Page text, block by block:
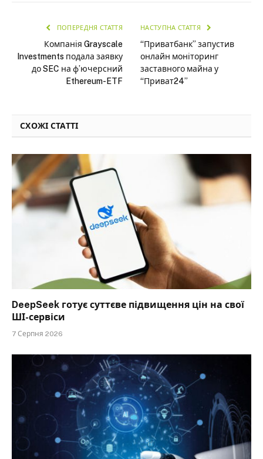
ПОПЕРЕДНЯ СТАТТЯ
Компанія Grayscale
Investments подала заявку
до SEC на ф’ючерсний
Ethereum-ETF
НАСТУПНА СТАТТЯ
“Приватбанк” запустив
онлайн моніторинг
заставного майна у
“Приват24”
СХОЖІ СТАТТІ
DeepSeek готує суттєве підвищення цін на свої
ШІ-сервіси
7 Серпня 2026